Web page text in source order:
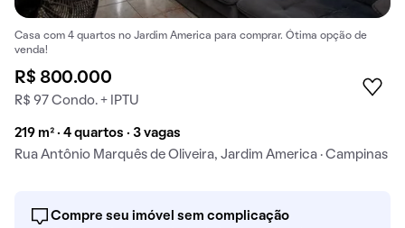
Casa com 4 quartos no Jardim America para comprar. Ótima opção de
venda!
R$ 800.000
R$ 97 Condo. + IPTU
219 m² · 4 quartos · 3 vagas
Rua Antônio Marquês de Oliveira, Jardim America · Campinas
Compre seu imóvel sem complicação